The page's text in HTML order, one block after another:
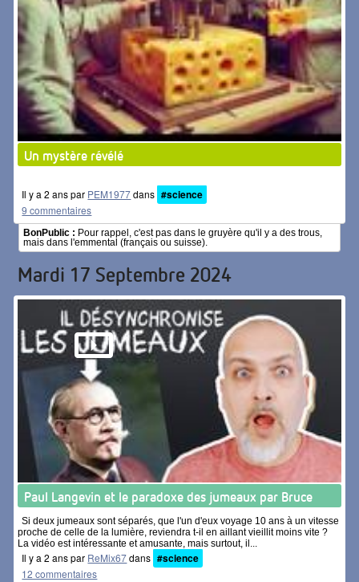
Un mystère révélé
Il y a 2 ans par PEM1977dans #science
9 commentaires
BonPublic : Pour rappel, c'est pas dans le gruyère qu'il y a des trous,
mais dans l'emmental (français ou suisse).
Mardi 17 Septembre 2024
Paul Langevin et le paradoxe des jumeaux par Bruce
Si deux jumeaux sont séparés, que l'un d'eux voyage 10 ans à un vitesse
proche de celle de la lumière, reviendra t-il en aillant vieillit moins vite ?
La vidéo est intéressante et amusante, mais surtout, il...
Il y a 2 ans par ReMix67dans #science
12 commentaires